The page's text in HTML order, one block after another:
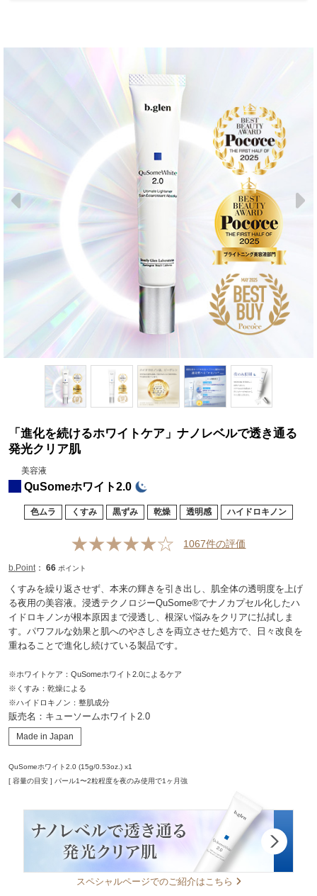
「進化を続けるホワイトケア」ナノレベルで透き通る
発光クリア肌
美容液
QuSomeホワイト2.0
色ムラ くすみ 黒ずみ 乾燥 透明感 ハイドロキノン
1067件の評価
b.Point ： 66 ポイント
くすみを繰り返させず、本来の輝きを引き出し、肌全体の透明度を上げ
る夜用の美容液。浸透テクノロジーQuSome®でナノカプセル化したハ
イドロキノンが根本原因まで浸透し、根深い悩みをクリアに払拭しま
す。パワフルな効果と肌へのやさしさを両立させた処方で、日々改良を
重ねることで進化し続けている製品です。
※ホワイトケア：QuSomeホワイト2.0によるケア
※くすみ：乾燥による
※ハイドロキノン：整肌成分
販売名：キューソームホワイト2.0
Made in Japan
QuSomeホワイト2.0 (15g/0.53oz.) x1
[ 容量の目安 ] パール1〜2粒程度を夜のみ使用で1ヶ月強
スペシャルページでのご紹介はこちら